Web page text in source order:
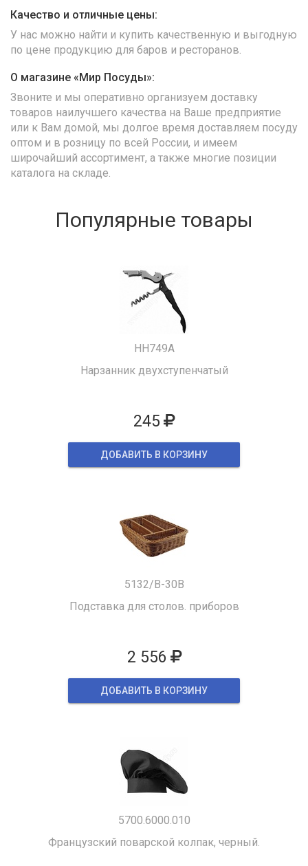
Качество и отличные цены:
У нас можно найти и купить качественную и выгодную
по цене продукцию для баров и ресторанов.
О магазине «Мир Посуды»:
Звоните и мы оперативно организуем доставку
товаров наилучшего качества на Ваше предприятие
или к Вам домой, мы долгое время доставляем посуду
оптом и в розницу по всей России, и имеем
широчайший ассортимент, а также многие позиции
каталога на складе.
Популярные товары
HH749A
Нарзанник двухступенчатый
245
ДОБАВИТЬ В КОРЗИНУ
5132/B-30B
Подставка для столов. приборов
2 556
ДОБАВИТЬ В КОРЗИНУ
5700.6000.010
Французский поварской колпак, черный.